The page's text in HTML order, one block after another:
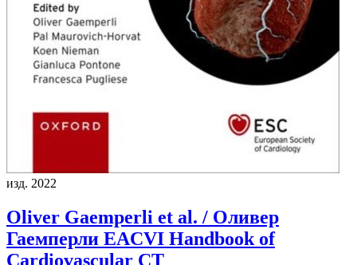
изд. 2022
Oliver Gaemperli et al. / Оливер
Гаемперли EACVI Handbook of
Cardiovascular CT